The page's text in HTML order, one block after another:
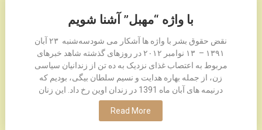
با واژه “مهبل” آشنا شویم
نقض حقوق بشر با واژه ها آشکار می شودسه‌شنبه ۲٣ آبان
۱٣۹۱ – ۱٣ نوامبر ۲۰۱۲ در روزهای گذشته شاهد خبرهای
مربوط به اعتصاب غذای نزدیک به ده تن از زندانیان سیاسی
زن، از جمله بهاره هدایت و نسیم سلطان بیگی، بودیم که
درنیمه های آبان ماه 1391 در زندان اوین رخ داد. این زنان
Read More